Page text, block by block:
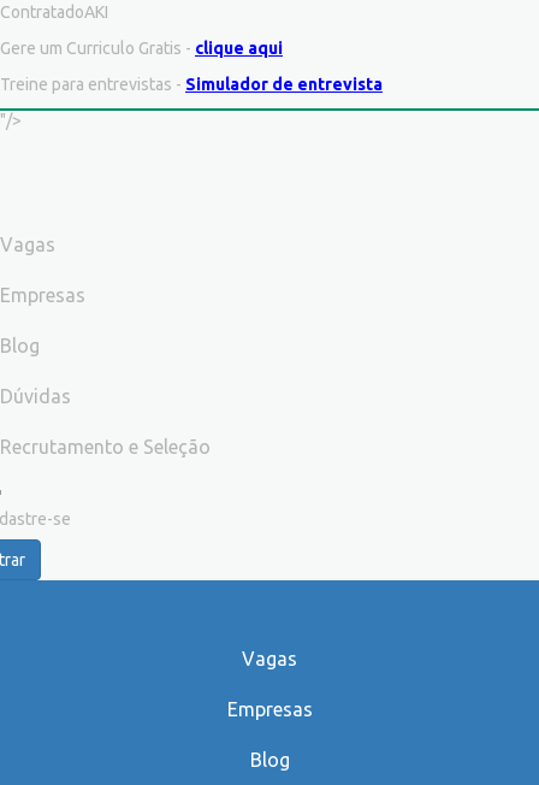
ContratadoAKI
Gere um Curriculo Gratis - clique aqui
Treine para entrevistas - Simulador de entrevista
"/>
Vagas
Empresas
Blog
Dúvidas
Recrutamento e Seleção
se
Vagas
Empresas
Blog